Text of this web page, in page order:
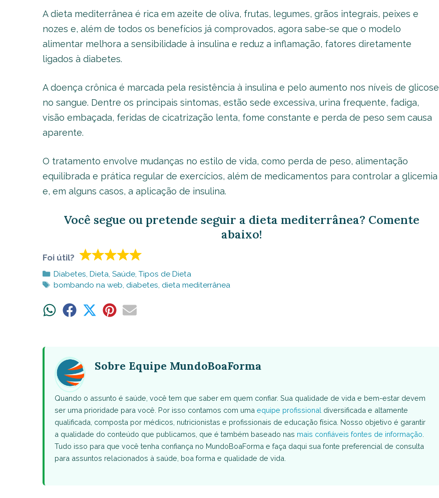
A dieta mediterrânea é rica em azeite de oliva, frutas, legumes, grãos integrais, peixes e
nozes e, além de todos os benefícios já comprovados, agora sabe-se que o modelo
alimentar melhora a sensibilidade à insulina e reduz a inflamação, fatores diretamente
ligados à diabetes.
A doença crônica é marcada pela resistência à insulina e pelo aumento nos níveis de glicose
no sangue. Dentre os principais sintomas, estão sede excessiva, urina frequente, fadiga,
visão embaçada, feridas de cicatrização lenta, fome constante e perda de peso sem causa
aparente.
O tratamento envolve mudanças no estilo de vida, como perda de peso, alimentação
equilibrada e prática regular de exercícios, além de medicamentos para controlar a glicemia
e, em alguns casos, a aplicação de insulina.
Você segue ou pretende seguir a dieta mediterrânea? Comente
abaixo!
Foi útil?
Categorias
Diabetes, Dieta, Saúde, Tipos de Dieta
Tags
bombando na web, diabetes, dieta mediterrânea
ShareShare ShareShareShare
Sobre Equipe MundoBoaForma
Quando o assunto é saúde, você tem que saber em quem confiar. Sua qualidade de vida e bem-estar devem
ser uma prioridade para você. Por isso contamos com uma equipe profissional diversificada e altamente
qualificada, composta por médicos, nutricionistas e profissionais de educação física. Nosso objetivo é garantir
a qualidade do conteúdo que publicamos, que é também baseado nas mais confiáveis fontes de informação
Tudo isso para que você tenha confiança no MundoBoaForma e faça daqui sua fonte preferencial de consulta
para assuntos relacionados à saúde, boa forma e qualidade de vida.